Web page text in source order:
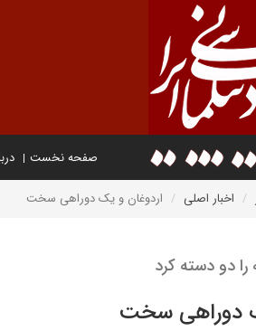
صفحه نخست
اخبار اصلی اردوغان و یک دوراهی سخت
را دو دسته کرد
دوراهی سخت